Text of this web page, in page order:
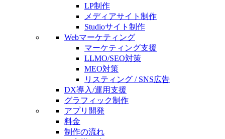
LP制作
メディアサイト制作
Studioサイト制作
Webマーケティング
マーケティング支援
LLMO/SEO対策
MEO対策
リスティング / SNS広告
DX導入/運用支援
グラフィック制作
アプリ開発
料金
制作の流れ